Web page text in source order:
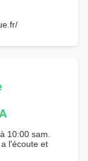
10:00 sam.
l'écoute et